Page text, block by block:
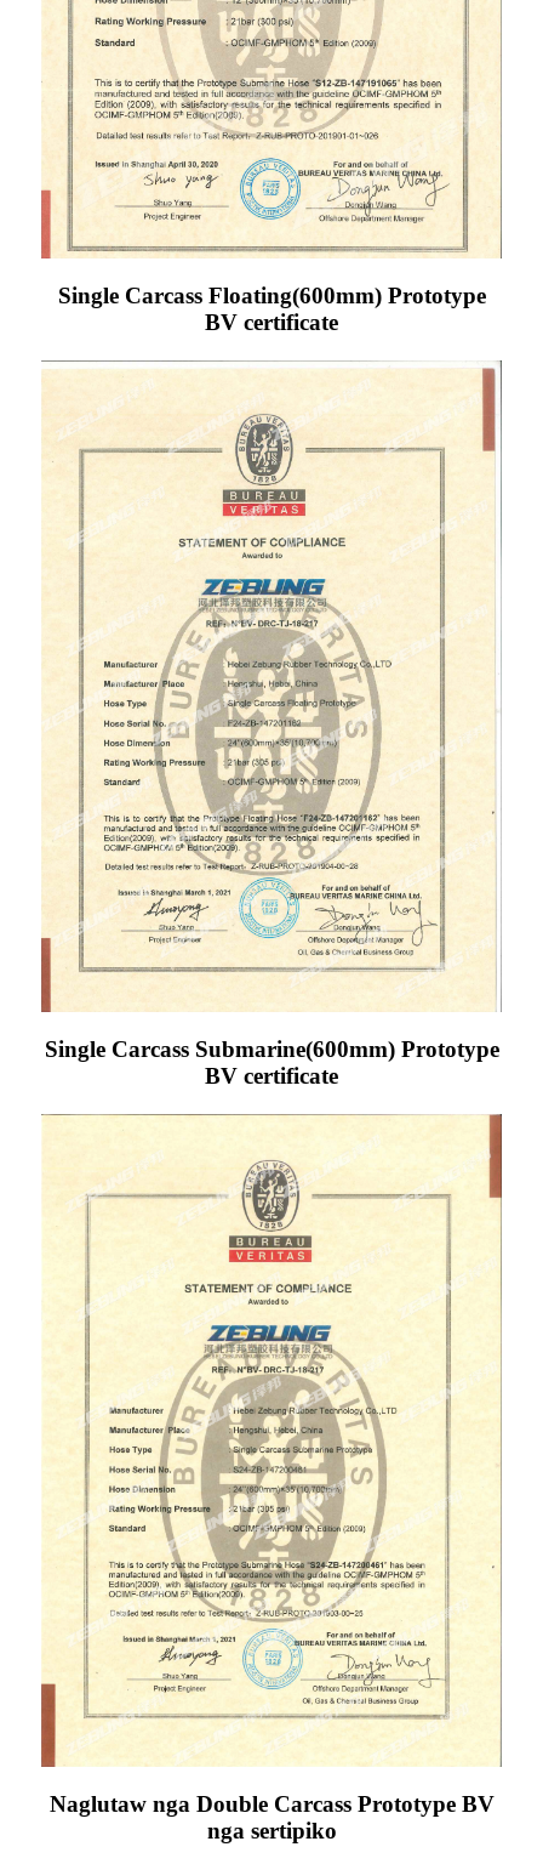
Single Carcass Floating(600mm) Prototype
BV certificate
Single Carcass Submarine(600mm) Prototype
BV certificate
Naglutaw nga Double Carcass Prototype BV
nga sertipiko